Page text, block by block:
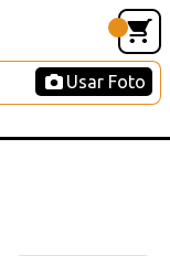
Usar Foto